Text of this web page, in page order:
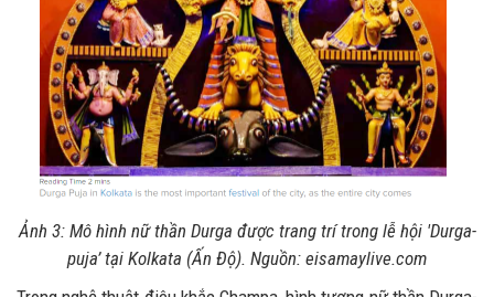
Ảnh 3: Mô hình nữ thần Durga được trang trí trong lễ hội 'Durga-
puja’ tại Kolkata (Ấn Độ). Nguồn: eisamaylive.com